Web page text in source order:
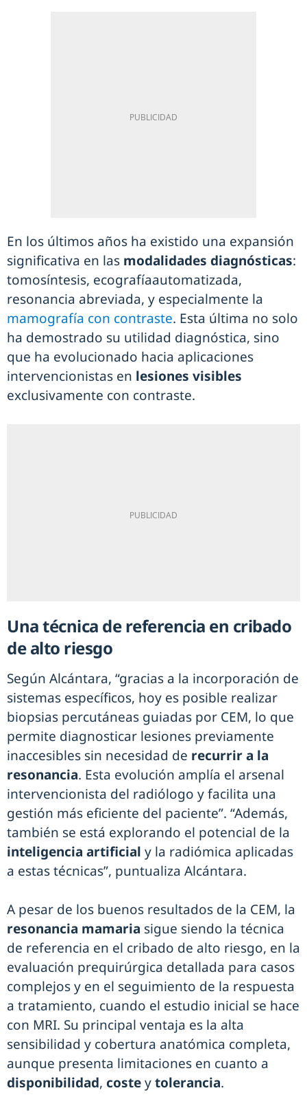
En los últimos años ha existido una expansión
significativa en las modalidades diagnósticas:
tomosíntesis, ecografíaautomatizada,
resonancia abreviada, y especialmente la
mamografía con contraste. Esta última no solo
ha demostrado su utilidad diagnóstica, sino
que ha evolucionado hacia aplicaciones
intervencionistas en lesiones visibles
exclusivamente con contraste.
Una técnica de referencia en cribado
de alto riesgo
Según Alcántara, “gracias a la incorporación de
sistemas específicos, hoy es posible realizar
biopsias percutáneas guiadas por CEM, lo que
permite diagnosticar lesiones previamente
inaccesibles sin necesidad de recurrir a la
resonancia. Esta evolución amplía el arsenal
intervencionista del radiólogo y facilita una
gestión más eficiente del paciente”. “Además,
también se está explorando el potencial de la
inteligencia artificial y la radiómica aplicadas
a estas técnicas”, puntualiza Alcántara.
A pesar de los buenos resultados de la CEM, la
resonancia mamaria sigue siendo la técnica
de referencia en el cribado de alto riesgo, en la
evaluación prequirúrgica detallada para casos
complejos y en el seguimiento de la respuesta
a tratamiento, cuando el estudio inicial se hace
con MRI. Su principal ventaja es la alta
sensibilidad y cobertura anatómica completa,
aunque presenta limitaciones en cuanto a
disponibilidad, costeytolerancia.